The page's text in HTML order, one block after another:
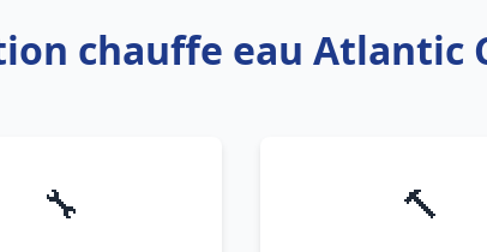
chauffe eau Atlantic
🔧 🔨